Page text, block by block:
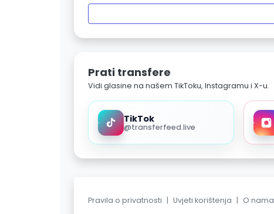
Prati transfere
Vidi glasine na našem TikToku, Instagramu i X-u.
TikTok
@transferfeed.live
Pravila o privatnosti | Uvjeti korištenja | O nama